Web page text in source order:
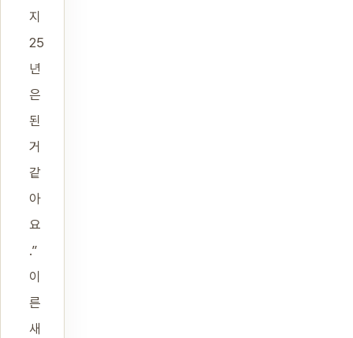
지
25
년
은
된
거
같
아
요
.”
이
른
새